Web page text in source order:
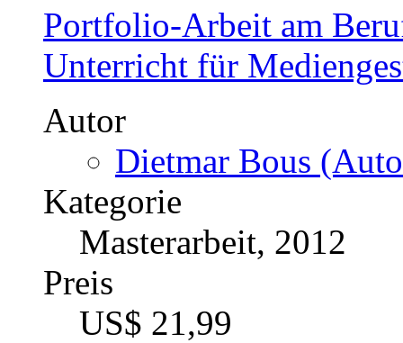
Portfolio-Arbeit am
Unterricht für
Autor
Dietmar Bous
Kategorie
Masterarbeit, 2012
Preis
US$ 21,99